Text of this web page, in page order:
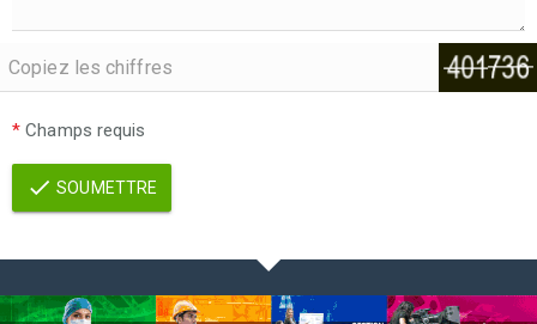
* Champs requis
SOUMETTRE